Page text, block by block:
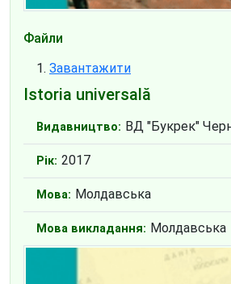
Файли
Завантажити
Istoria universală
Видавництво: ВД "Букрек"
Рік: 2017
Мова: Молдавська
Мова викладання: Молдавська